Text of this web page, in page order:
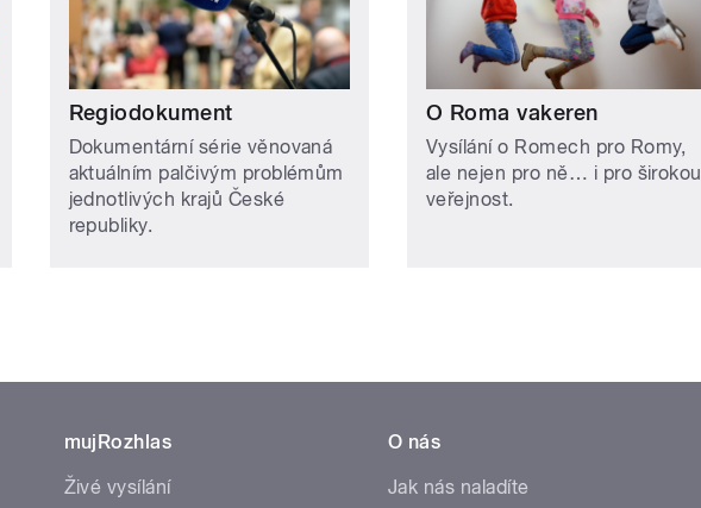
Regiodokument
Dokumentární série věnovaná
aktuálním palčivým problémům
jednotlivých krajů České
republiky.
O Roma vakeren
Vysílání o Romech pro Romy,
ale nejen pro ně… i pro širokou
veřejnost.
mujRozhlas
Živé vysílání
O nás
Jak nás naladíte